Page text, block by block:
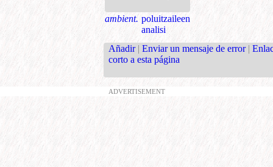
ambient. poluitzaileen
analisi
Añadir | Enviar un mensaje de error |
corto a esta página
ADVERTISEMENT